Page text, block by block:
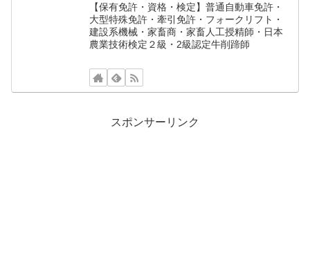
【保有免許・資格・検定】普通自動車免許・
大型特殊免許・牽引免許・フォークリフト・
建設系機械・家畜商・家畜人工授精師・日本
農業技術検定２級・2級認定牛削蹄師
スポンサーリンク